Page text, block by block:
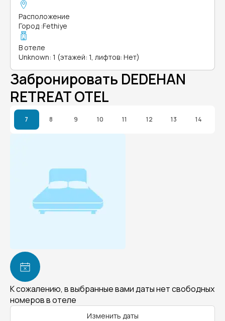
Расположение
Город :Fethiye
В отеле
Unknown: 1 (этажей: 1, лифтов: Нет)
Забронировать DEDEHAN
RETREAT OTEL
7 8 9 10 11 12 13 14
К сожалению, в выбранные вами даты нет свободных
номеров в отеле
Изменить даты